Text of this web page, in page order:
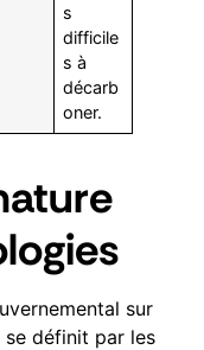
s
difficile
s à
décarb
oner.
sur
se définit par les